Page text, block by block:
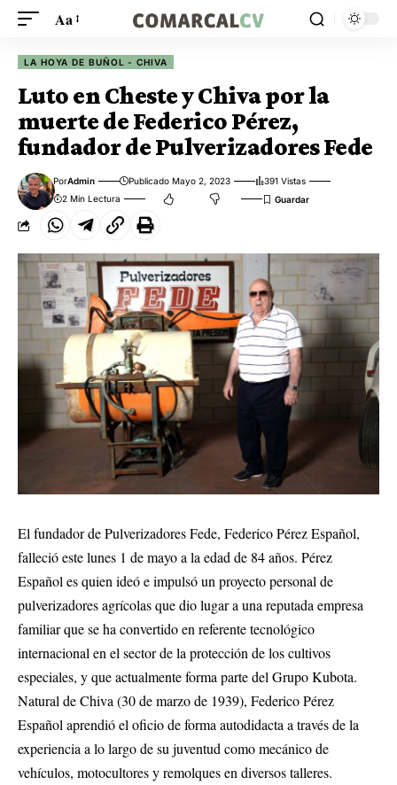
Aa
LA HOYA DE BUÑOL - CHIVA
Luto en Cheste y Chiva por la
muerte de Federico Pérez,
fundador de Pulverizadores Fede
PorAdmin Publicado Mayo 2, 2023
391 Vistas
2 Min Lectura
El fundador de Pulverizadores Fede, Federico Pérez Español,
falleció este lunes 1 de mayo a la edad de 84 años. Pérez
Español es quien ideó e impulsó un proyecto personal de
pulverizadores agrícolas que dio lugar a una reputada empresa
familiar que se ha convertido en referente tecnológico
internacional en el sector de la protección de los cultivos
especiales, y que actualmente forma parte del Grupo Kubota.
Natural de Chiva (30 de marzo de 1939), Federico Pérez
Español aprendió el oficio de forma autodidacta a través de la
experiencia a lo largo de su juventud como mecánico de
vehículos, motocultores y remolques en diversos talleres.